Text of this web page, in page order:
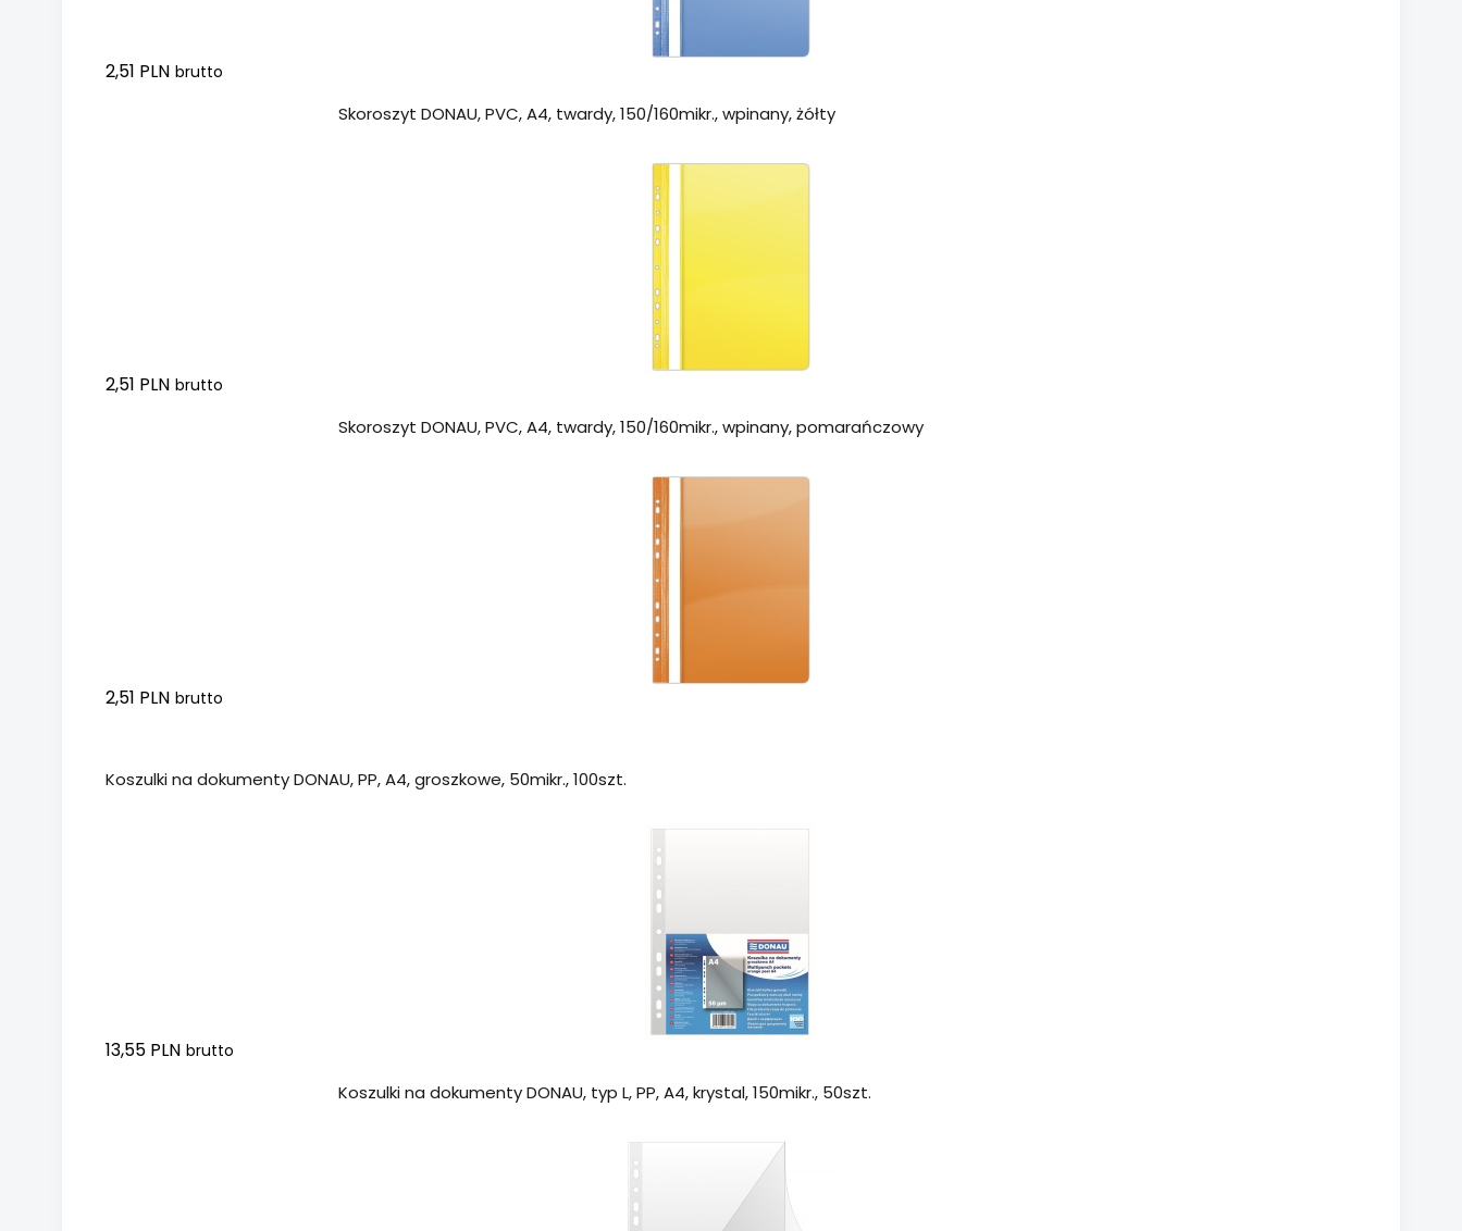
2,51 PLN brutto
Skoroszyt DONAU, PVC, A4, twardy, 150/160mikr., wpinany, żółty
2,51 PLN brutto
Skoroszyt DONAU, PVC, A4, twardy, 150/160mikr., wpinany, pomarańczowy
2,51 PLN brutto
Koszulki na dokumenty DONAU, PP, A4, groszkowe, 50mikr., 100szt.
13,55 PLN brutto
Koszulki na dokumenty DONAU, typ L, PP, A4, krystal, 150mikr., 50szt.